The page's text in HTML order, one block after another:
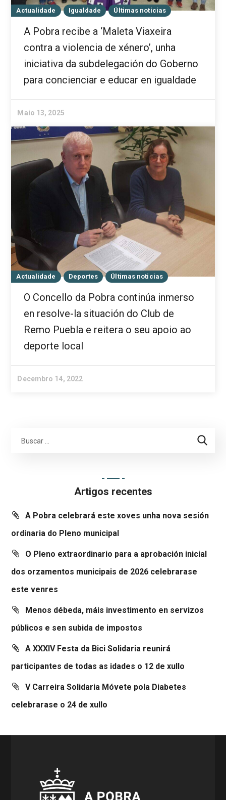
Actualidade Igualdade Últimas noticias
A Pobra recibe a ‘Maleta Viaxeira
contra a violencia de xénero’, unha
iniciativa da subdelegación do Goberno
para concienciar e educar en igualdade
Maio 13, 2025
Actualidade Deportes Últimas noticias
O Concello da Pobra continúa inmerso
en resolve-la situación do Club de
Remo Puebla e reitera o seu apoio ao
deporte local
Decembro 14, 2022
Artigos recentes
A Pobra celebrará este xoves unha nova sesión
ordinaria do Pleno municipal
O Pleno extraordinario para a aprobación inicial
dos orzamentos municipais de 2026 celebrarase
este venres
Menos débeda, máis investimento en servizos
públicos e sen subida de impostos
A XXXIV Festa da Bici Solidaria reunirá
participantes de todas as idades o 12 de xullo
V Carreira Solidaria Móvete pola Diabetes
celebrarase o 24 de xullo